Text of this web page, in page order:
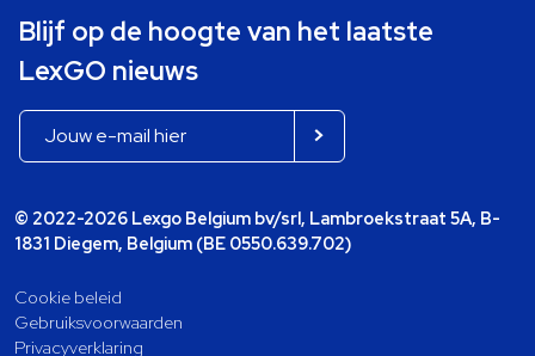
Blijf op de hoogte van het laatste
LexGO nieuws
© 2022-2026 Lexgo Belgium bv/srl, Lambroekstraat 5A, B-
1831 Diegem, Belgium (BE 0550.639.702)
Cookie beleid
Gebruiksvoorwaarden
Privacyverklaring